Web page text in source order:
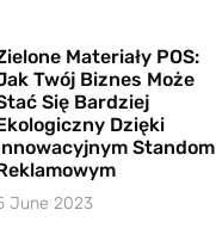
Materiały POS:
Twój Biznes Może
Się Bardziej
Dzięki
Standom
June 2023